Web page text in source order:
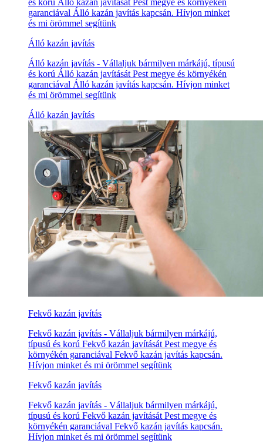
és korú Álló kazán javítását Pest megye és környékén
garanciával Álló kazán javítás kapcsán. Hívjon minket
és mi örömmel segítünk
Álló kazán javítás
Álló kazán javítás - Vállaljuk bármilyen márkájú, típusú
és korú Álló kazán javítását Pest megye és környékén
garanciával Álló kazán javítás kapcsán. Hívjon minket
és mi örömmel segítünk
Álló kazán javítás
Fekvő kazán javítás
Fekvő kazán javítás - Vállaljuk bármilyen márkájú,
típusú és korú Fekvő kazán javítását Pest megye és
környékén garanciával Fekvő kazán javítás kapcsán.
Hívjon minket és mi örömmel segítünk
Fekvő kazán javítás
Fekvő kazán javítás - Vállaljuk bármilyen márkájú,
típusú és korú Fekvő kazán javítását Pest megye és
környékén garanciával Fekvő kazán javítás kapcsán.
Hívjon minket és mi örömmel segítünk